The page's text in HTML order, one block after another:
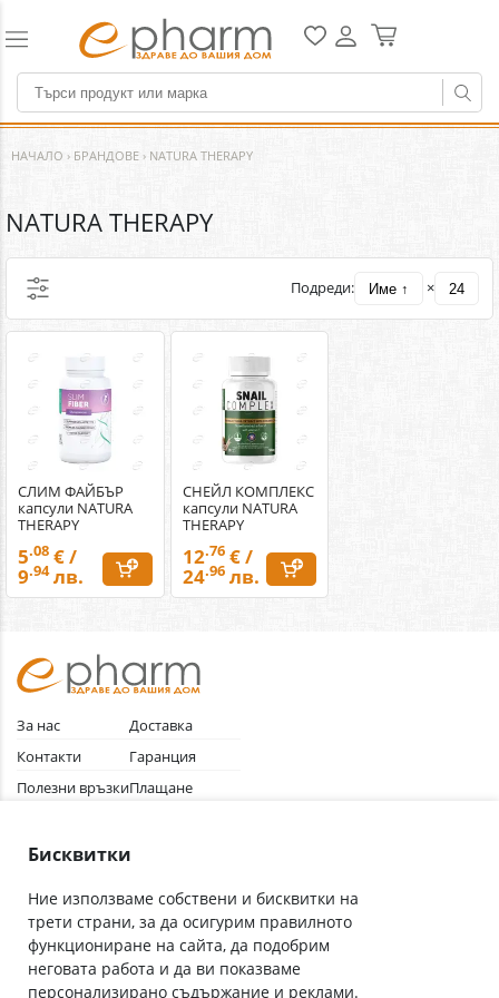
НАЧАЛО › БРАНДОВЕ › NATURA THERAPY
NATURA THERAPY
Подреди: Име ↑ × 24
СЛИМ ФАЙБЪР
капсули NATURA
THERAPY
5.08 € /
9.94лв.
СНЕЙЛ КОМПЛЕКС
капсули NATURA
THERAPY
12.76€ /
24.96лв.
За нас
Контакти
Полезни връзки
Общи условия
Доставка
Гаранция
Плащане
Абонирай се за нашия бюлетин
Бисквитки
Ние използваме собствени и бисквитки на
трети страни, за да осигурим правилното
функциониране на сайта, да подобрим
неговата работа и да ви показваме
персонализирано съдържание и реклами.